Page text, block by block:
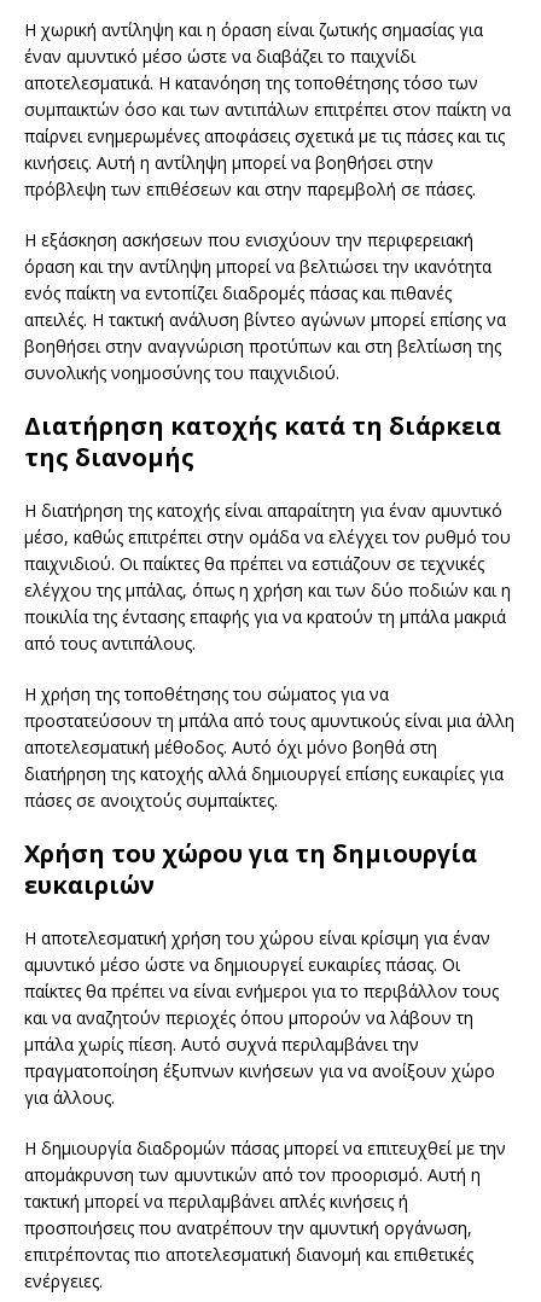
Η χωρική αντίληψη και η όραση είναι ζωτικής σημασίας για
έναν αμυντικό μέσο ώστε να διαβάζει το παιχνίδι
αποτελεσματικά. Η κατανόηση της τοποθέτησης τόσο των
συμπαικτών όσο και των αντιπάλων επιτρέπει στον παίκτη να
παίρνει ενημερωμένες αποφάσεις σχετικά με τις πάσες και τις
κινήσεις. Αυτή η αντίληψη μπορεί να βοηθήσει στην
πρόβλεψη των επιθέσεων και στην παρεμβολή σε πάσες.
Η εξάσκηση ασκήσεων που ενισχύουν την περιφερειακή
όραση και την αντίληψη μπορεί να βελτιώσει την ικανότητα
ενός παίκτη να εντοπίζει διαδρομές πάσας και πιθανές
απειλές. Η τακτική ανάλυση βίντεο αγώνων μπορεί επίσης να
βοηθήσει στην αναγνώριση προτύπων και στη βελτίωση της
συνολικής νοημοσύνης του παιχνιδιού.
Διατήρηση κατοχής κατά τη διάρκεια
της διανομής
Η διατήρηση της κατοχής είναι απαραίτητη για έναν αμυντικό
μέσο, καθώς επιτρέπει στην ομάδα να ελέγχει τον ρυθμό του
παιχνιδιού. Οι παίκτες θα πρέπει να εστιάζουν σε τεχνικές
ελέγχου της μπάλας, όπως η χρήση και των δύο ποδιών και η
ποικιλία της έντασης επαφής για να κρατούν τη μπάλα μακριά
από τους αντιπάλους.
Η χρήση της τοποθέτησης του σώματος για να
προστατεύσουν τη μπάλα από τους αμυντικούς είναι μια άλλη
αποτελεσματική μέθοδος. Αυτό όχι μόνο βοηθά στη
διατήρηση της κατοχής αλλά δημιουργεί επίσης ευκαιρίες για
πάσες σε ανοιχτούς συμπαίκτες.
Χρήση του χώρου για τη δημιουργία
ευκαιριών
Η αποτελεσματική χρήση του χώρου είναι κρίσιμη για έναν
αμυντικό μέσο ώστε να δημιουργεί ευκαιρίες πάσας. Οι
παίκτες θα πρέπει να είναι ενήμεροι για το περιβάλλον τους
και να αναζητούν περιοχές όπου μπορούν να λάβουν τη
μπάλα χωρίς πίεση. Αυτό συχνά περιλαμβάνει την
πραγματοποίηση έξυπνων κινήσεων για να ανοίξουν χώρο
για άλλους.
Η δημιουργία διαδρομών πάσας μπορεί να επιτευχθεί με την
απομάκρυνση των αμυντικών από τον προορισμό. Αυτή η
τακτική μπορεί να περιλαμβάνει απλές κινήσεις ή
προσποιήσεις που ανατρέπουν την αμυντική οργάνωση,
επιτρέποντας πιο αποτελεσματική διανομή και επιθετικές
ενέργειες.